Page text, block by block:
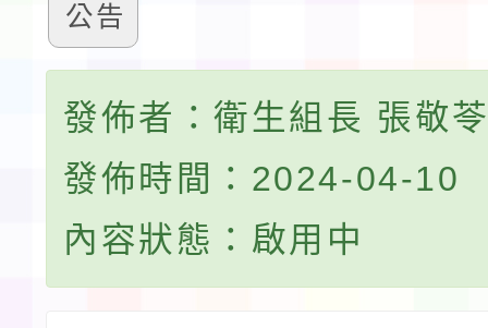
公告
發佈者：衛生組長 張敬
發佈時間：2024-04-10
內容狀態：啟用中